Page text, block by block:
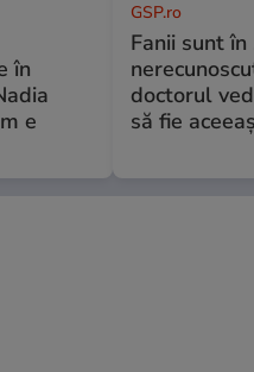
în
e
GSP.ro
Fanii sunt în
doctorul
să fie